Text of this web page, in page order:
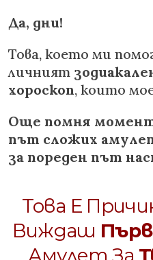
Да, дни!
Това, което ми
личният
хороскоп, които
Още помня
път сложих
за пореден път
Това Е
Виждаш
Амулет За